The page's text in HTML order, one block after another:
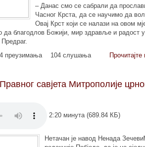
– Данас смо се сабрали да
Часног Крста, да се научимо да
Овај Крст који се налази на овом
да благодлов Божији, мир здравље и радост
Предраг.
преузимања 104 слушања
савјета Митрополије
2:20 минута (689.84 КБ)
Нетачан је навод Ненада